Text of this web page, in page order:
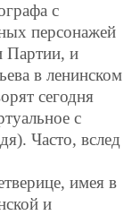
с
персонажей
Партии, и
в ленинском
сегодня
с
Часто, вслед
имея в
и